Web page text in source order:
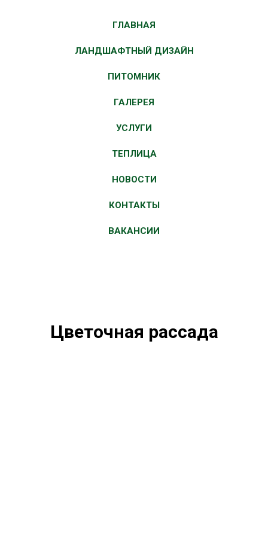
ГЛАВНАЯ
ЛАНДШАФТНЫЙ ДИЗАЙН
ПИТОМНИК
ГАЛЕРЕЯ
УСЛУГИ
ТЕПЛИЦА
НОВОСТИ
КОНТАКТЫ
ВАКАНСИИ
Цветочная рассада